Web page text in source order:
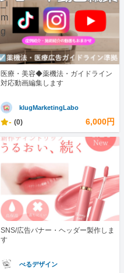
医療・美容◆薬機法・ガイドライン
対応動画編集します
klugMarketingLabo
- (0) 6,000円
SNS/広告バナー・ヘッダー製作しま
す
べるデザイン